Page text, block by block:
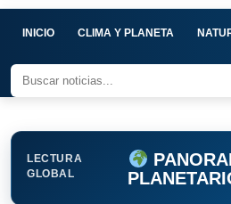
INICIO CLIMA Y PLANETA
LECTURA
GLOBAL